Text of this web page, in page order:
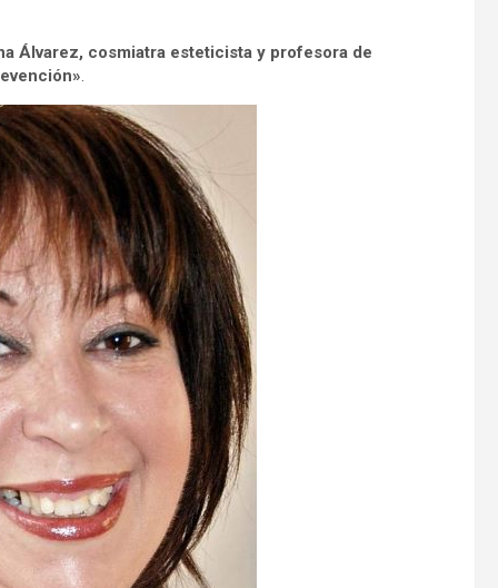
Álvarez, cosmiatra esteticista y profesora de
.